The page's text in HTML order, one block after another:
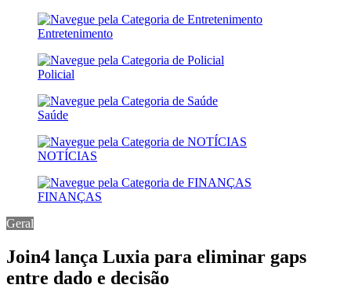
Entretenimento
Policial
Saúde
NOTÍCIAS
FINANÇAS
Geral
Join4 lança Luxia para eliminar gaps
entre dado e decisão